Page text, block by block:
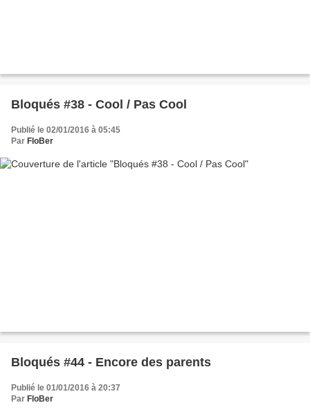
Bloqués #38 - Cool / Pas Cool
Publié le 02/01/2016 à 05:45
Par FloBer
Bloqués #44 - Encore des parents
Publié le 01/01/2016 à 20:37
Par FloBer